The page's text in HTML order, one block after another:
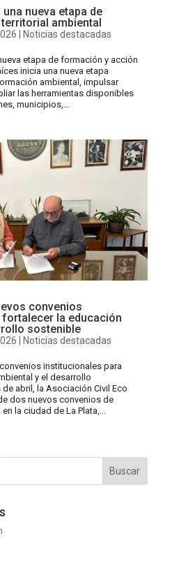
nueva etapa de
ambiental
Noticias destacadas
etapa de formación y acción
inicia una nueva etapa
ambiental, impulsar
las herramientas disponibles
municipios,...
convenios
la educación
sostenible
Noticias destacadas
institucionales para
y el desarrollo
abril, la Asociación Civil Eco
dos nuevos convenios de
la ciudad de La Plata,...